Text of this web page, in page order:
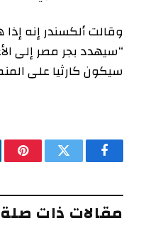
وقالت ألكسندر إنه
“سيهدد بجر مصر إلى
سيكون كارثيا على
فيسبوكتويتر
مقالات ذات صلة